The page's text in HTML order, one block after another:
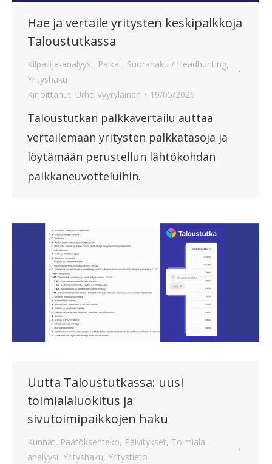
Hae ja vertaile yritysten keskipalkkoja
Taloustutkassa
Kilpailija-analyysi, Palkat, Suorahaku / Headhunting,
Yrityshaku
Kirjoittanut: Urho Vyyryläinen 19/05/2026
Taloustutkan palkkavertailu auttaa
vertailemaan yritysten palkkatasoja ja
löytämään perustellun lähtökohdan
palkkaneuvotteluihin.
Uutta Taloustutkassa: uusi
toimialaluokitus ja
sivutoimipaikkojen haku
Kunnat, Päätöksenteko, Päivitykset, Toimiala-
analyysi, Yrityshaku, Yritystieto